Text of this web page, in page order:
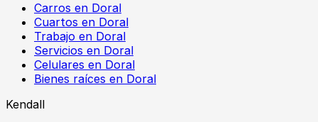
Carros en Doral
Cuartos en Doral
Trabajo en Doral
Servicios en Doral
Celulares en Doral
Bienes raíces en Doral
Kendall